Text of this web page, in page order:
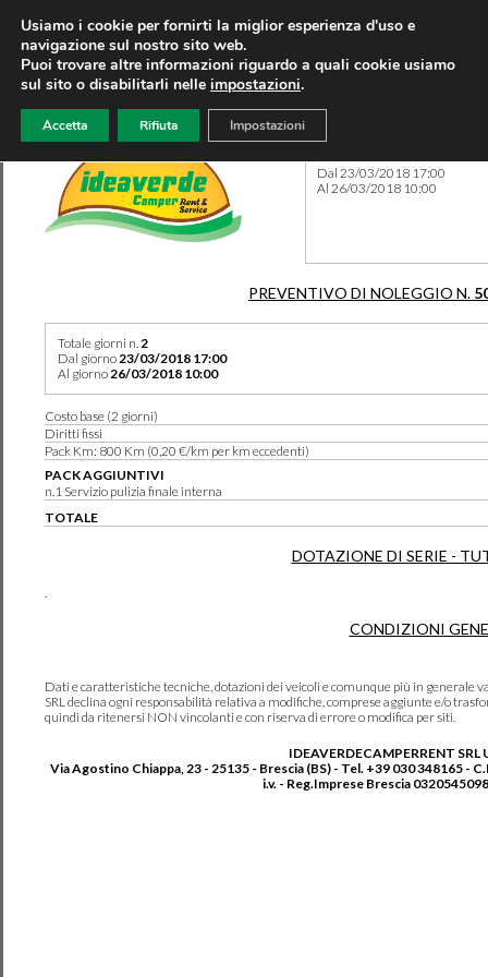
Dal 23/03/2018 17:00
Al 26/03/2018 10:00
PREVENTIVO DI NOLEGGIO N.
Totale giorni n.2
Dal giorno23/03/2018 17:00
Al giorno26/03/2018 10:00
Costo base (2 giorni)
Diritti fissi
Pack Km: 800 Km (0,20 €/km per km eccedenti)
PACK AGGIUNTIVI
n.1 Servizio pulizia finale interna
TOTALE
DOTAZIONE DI SERIE -
CONDIZIONI
Dati e caratteristiche tecniche, dotazioni dei veicoli e comunque più in generale
SRL declina ogni responsabilità relativa a modifiche, comprese aggiunte e/o
quindi da ritenersi NON vincolanti e con riserva di errore o modifica per siti.
IDEAVERDECAMPERRENT SRL
Via Agostino Chiappa, 23 - 25135 - Brescia (BS) - Tel. +39 030 348165 -
i.v. - Reg.Imprese Brescia
Usiamo i cookie per fornirti la miglior esperienza d'uso e
navigazione sul nostro sito web.
Puoi trovare altre informazioni riguardo a quali cookie usiamo
sul sito o disabilitarli nelle impostazioni.
Accetta Rifiuta Impostazioni